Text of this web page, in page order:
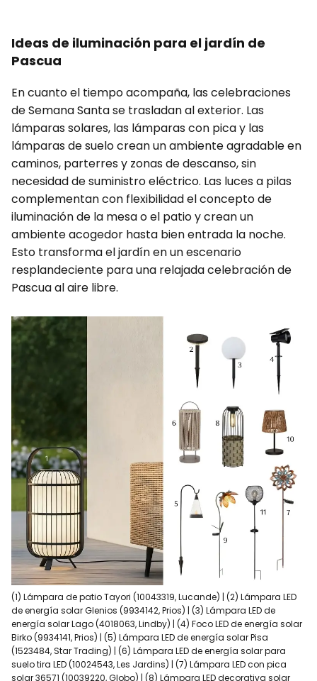
Ideas de iluminación para el jardín de
Pascua
En cuanto el tiempo acompaña, las celebraciones
de Semana Santa se trasladan al exterior. Las
lámparas solares, las lámparas con pica y las
lámparas de suelo crean un ambiente agradable en
caminos, parterres y zonas de descanso, sin
necesidad de suministro eléctrico. Las luces a pilas
complementan con flexibilidad el concepto de
iluminación de la mesa o el patio y crean un
ambiente acogedor hasta bien entrada la noche.
Esto transforma el jardín en un escenario
resplandeciente para una relajada celebración de
Pascua al aire libre.
(1) Lámpara de patio Tayori (10043319, Lucande) | (2) Lámpara LED
de energía solar Glenios (9934142, Prios) | (3) Lámpara LED de
energía solar Lago (4018063, Lindby) | (4) Foco LED de energía solar
Birko (9934141, Prios) | (5) Lámpara LED de energía solar Pisa
(1523484, Star Trading) | (6) Lámpara LED de energía solar para
suelo tira LED (10024543, Les Jardins) | (7) Lámpara LED con pica
solar 36571 (10039220, Globo) | (8) Lámpara LED decorativa solar